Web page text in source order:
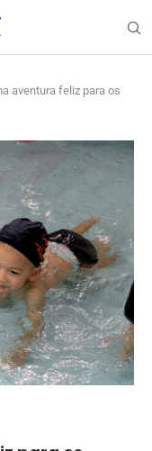
aventura feliz para os